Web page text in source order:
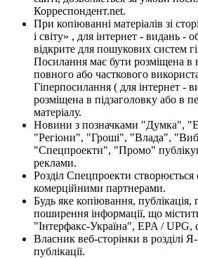
Корреспондент.net.
При копіюванні матеріалів зі
і світу» , для інтернет - видань -
відкрите для пошукових систем
Посилання має бути розміщена в
повного або часткового
Гіперпосилання ( для інтернет -
розміщена в підзаголовку або в
матеріалу.
Новини з позначками "Думка",
"Регіони", "Гроші", "Влада",
"Спецпроекти", "Промо"
реклами.
Розділ Спецпроекти створюється
комерційними партнерами.
Будь яке копіювання,
поширення інформації, що
"Інтерфакс-Україна", EPA / UPG,
Власник веб-сторінки в розділі
публікації.